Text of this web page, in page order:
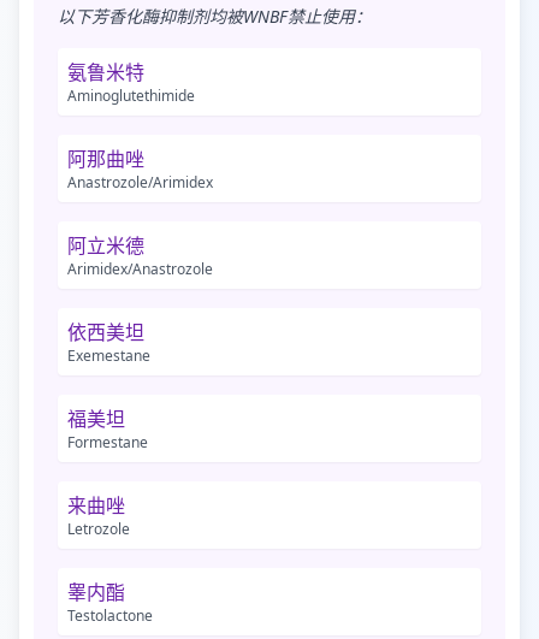
以下芳香化酶抑制剂均被WNBF禁止使用：
氨鲁米特
Aminoglutethimide
阿那曲唑
Anastrozole/Arimidex
阿立米德
Arimidex/Anastrozole
依西美坦
Exemestane
福美坦
Formestane
来曲唑
Letrozole
睾内酯
Testolactone